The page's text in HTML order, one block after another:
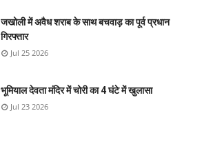
जखोली में अवैध शराब के साथ बचवाड़ का पूर्व प्रधान
गिरफ्तार
Jul 25 2026
भूमियाल देवता मंदिर में चोरी का 4 घंटे में खुलासा
Jul 23 2026